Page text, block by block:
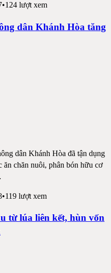
•124 lượt xem
dân Khánh Hòa tăng
dân Khánh Hòa đã tận dụng
ăn chăn nuôi, phân bón hữu cơ
•119 lượt xem
từ lúa liên kết, hùn vốn